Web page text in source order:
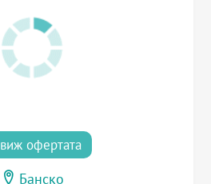
виж офертата
Банско